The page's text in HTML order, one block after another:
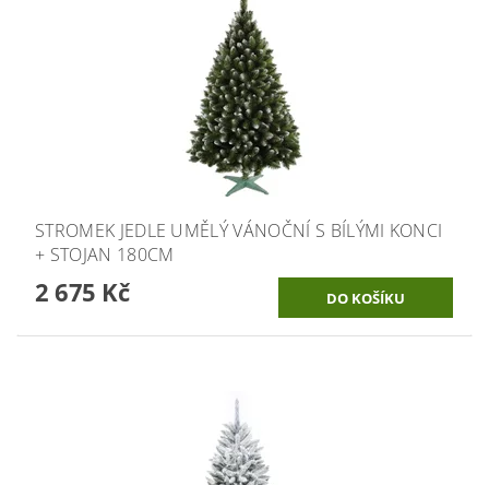
STROMEK JEDLE UMĚLÝ VÁNOČNÍ S BÍLÝMI KONCI
+ STOJAN 180CM
2 675 Kč